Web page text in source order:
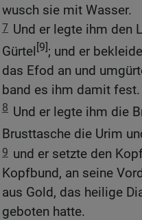
wusch sie mit Wasser.
7 Und er legte ihm den
Gürtel [9]; und er
das Efod an und
band es ihm damit fest.
8 Und er legte ihm die
Brusttasche die Urim
9 und er setzte den
Kopfbund, an seine
aus Gold, das heilige
geboten hatte.